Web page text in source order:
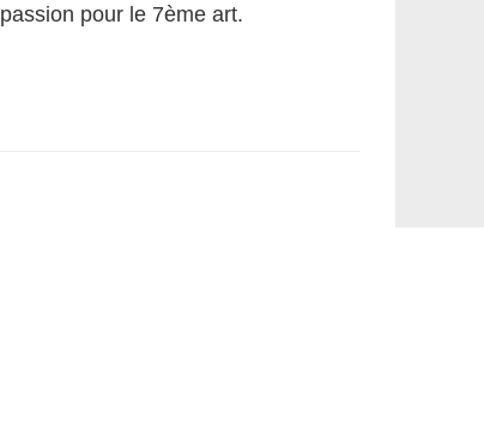
pour le 7ème art.